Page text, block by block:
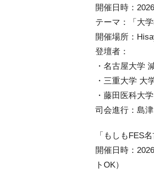
開催日時：
テーマ：「大
開催場所：
登壇者：
・名古屋大学
・三重⼤学
・藤田医科大
司会進行：島
「もしもFES
開催日時：
トOK）